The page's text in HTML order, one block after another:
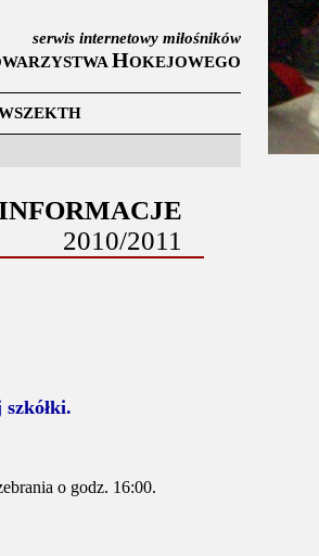
serwis internetowy miłośników
HOKEJOWEGO
2010/2011
o godz. 16:00.